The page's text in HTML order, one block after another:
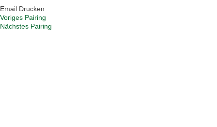
Email Drucken
Voriges Pairing
Nächstes Pairing